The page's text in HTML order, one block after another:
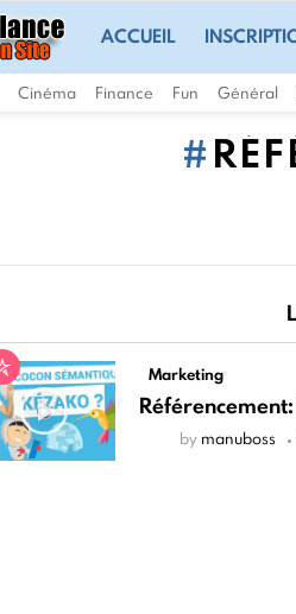
ACCUEIL
Cinéma Finance Fun Général
Marketing
Référencement:
by manuboss